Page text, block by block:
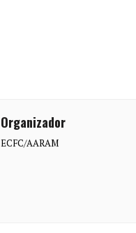
Organizador
ECFC/AARAM